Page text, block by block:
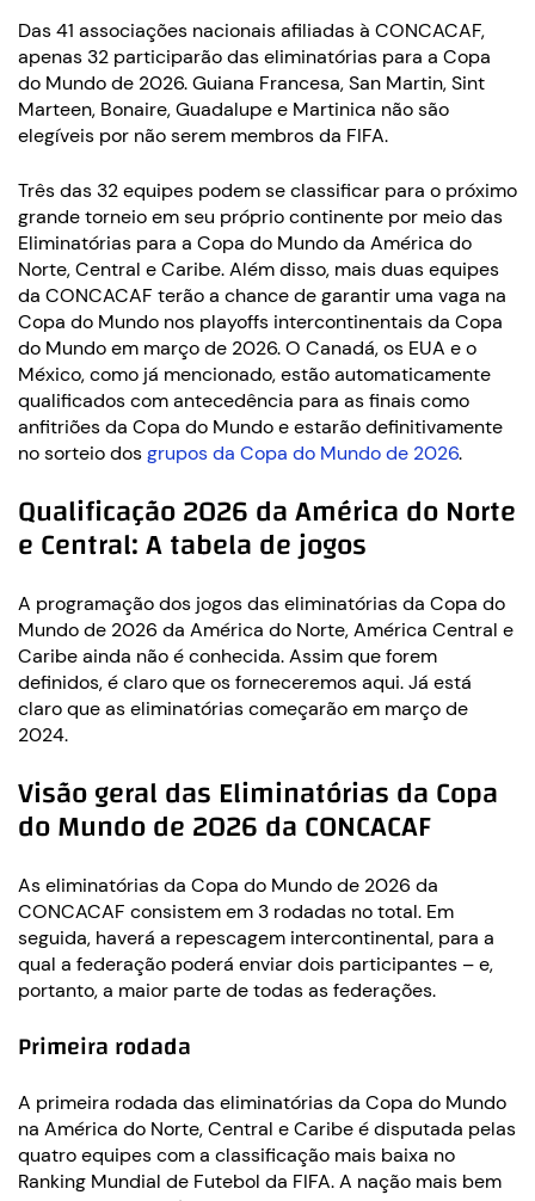
Das 41 associações nacionais afiliadas à CONCACAF,
apenas 32 participarão das eliminatórias para a Copa
do Mundo de 2026. Guiana Francesa, San Martin, Sint
Marteen, Bonaire, Guadalupe e Martinica não são
elegíveis por não serem membros da FIFA.
Três das 32 equipes podem se classificar para o próximo
grande torneio em seu próprio continente por meio das
Eliminatórias para a Copa do Mundo da América do
Norte, Central e Caribe. Além disso, mais duas equipes
da CONCACAF terão a chance de garantir uma vaga na
Copa do Mundo nos playoffs intercontinentais da Copa
do Mundo em março de 2026. O Canadá, os EUA e o
México, como já mencionado, estão automaticamente
qualificados com antecedência para as finais como
anfitriões da Copa do Mundo e estarão definitivamente
no sorteio dosgrupos da Copa do Mundo de 2026.
Qualificação 2026 da América do Norte
e Central: A tabela de jogos
A programação dos jogos das eliminatórias da Copa do
Mundo de 2026 da América do Norte, América Central e
Caribe ainda não é conhecida. Assim que forem
definidos, é claro que os forneceremos aqui. Já está
claro que as eliminatórias começarão em março de
2024.
Visão geral das Eliminatórias da Copa
do Mundo de 2026 da CONCACAF
As eliminatórias da Copa do Mundo de 2026 da
CONCACAF consistem em 3 rodadas no total. Em
seguida, haverá a repescagem intercontinental, para a
qual a federação poderá enviar dois participantes – e,
portanto, a maior parte de todas as federações.
Primeira rodada
A primeira rodada das eliminatórias da Copa do Mundo
na América do Norte, Central e Caribe é disputada pelas
quatro equipes com a classificação mais baixa no
Ranking Mundial de Futebol da FIFA. A nação mais bem